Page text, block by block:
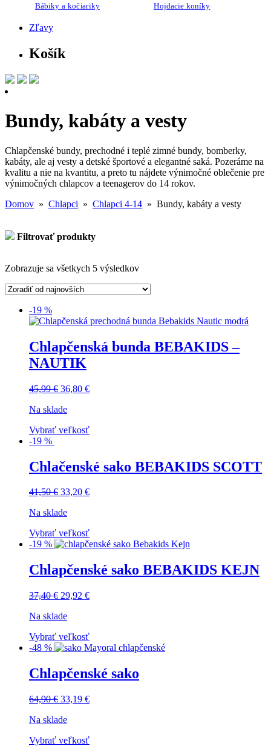
Bábiky a kočiariky Hojdacie koníky
Zľavy
Košík
Bundy, kabáty a vesty
Chlapčenské bundy, prechodné i teplé zimné bundy, bomberky,
kabáty, ale aj vesty a detské športové a elegantné saká. Pozeráme na
kvalitu a nie na kvantitu, a preto tu nájdete výnimočné oblečenie pre
výnimočných chlapcov a teenagerov do 14 rokov.
Domov » Chlapci » Chlapci 4-14 » Bundy, kabáty a vesty
Filtrovať produkty
Zobrazuje sa všetkych 5 výsledkov
-19 %
Chlapčenská bunda BEBAKIDS –
NAUTIK
45,99€ 36,80 €
Na sklade
Vybrať veľkosť
-19 %
Chlačenské sako BEBAKIDS SCOTT
41,50€ 33,20 €
Na sklade
Vybrať veľkosť
-19 %
Chlapčenské sako BEBAKIDS KEJN
37,40€ 29,92 €
Na sklade
Vybrať veľkosť
-48 %
Chlapčenské sako
64,90€ 33,19 €
Na sklade
Vybrať veľkosť